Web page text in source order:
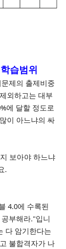
습범위
제의 출제비중
외하고는 대부
에 달할 정도로
이 아느냐의 싸
보아야 하느냐
.
4.0에 수록된
부해라."입니
다 암기한다는
불합격자가 나